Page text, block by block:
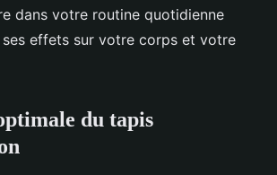
dans votre routine quotidienne
effets sur votre corps et votre
du tapis